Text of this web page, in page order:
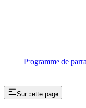
Programme de
Sur cette page